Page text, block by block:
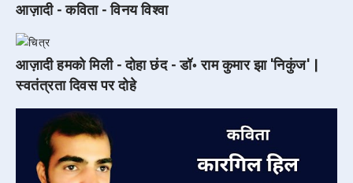
आज़ादी - कविता - विनय विश्वा
आज़ादी हमको मिली - दोहा छंद - डॉ॰ राम कुमार झा 'निकुंज' |
स्वतंत्रता दिवस पर दोहे